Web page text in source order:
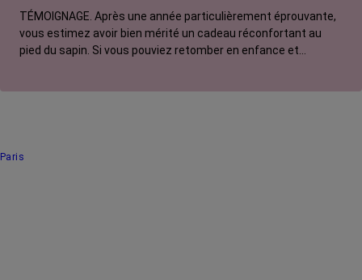
TÉMOIGNAGE. Après une année particulièrement éprouvante,
vous estimez avoir bien mérité un cadeau réconfortant au
pied du sapin. Si vous pouviez retomber en enfance et
Paris